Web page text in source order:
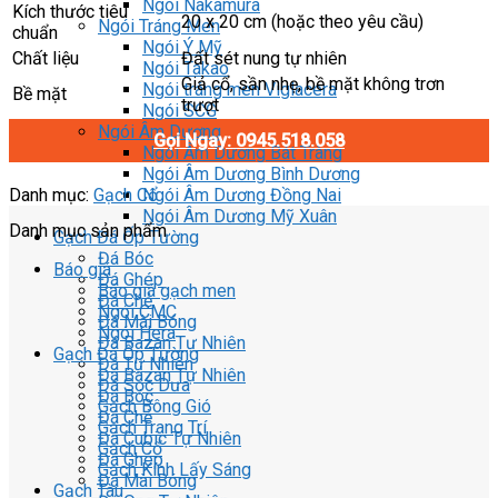
Ngói Nakamura
Ngói Tráng Men
Ngói Ý Mỹ
Ngói Takao
Ngói tráng men Viglacera
Ngói SCG
Ngói Âm Dương
Ngói Âm Dương Bát Tràng
Ngói Âm Dương Bình Dương
Ngói Âm Dương Đồng Nai
Ngói Âm Dương Mỹ Xuân
Gạch Đá Ốp Tường
Đá Bóc
Đá Ghép
Đá Chẻ
Đá Mài Bóng
Đá Bazan Tự Nhiên
Đá Tự Nhiên
Đá Sọc Dưa
Gạch Bông Gió
Gạch Trang Trí
Gạch Cổ
Gạch Kính Lấy Sáng
Gạch Tàu
Kích thước tiêu
chuẩn
20 x 20 cm (hoặc theo yêu cầu)
Chất liệu
Đất sét nung tự nhiên
Bề mặt
Giả cổ, sần nhẹ, bề mặt không trơn
trượt
Gọi Ngay: 0945.518.058
Danh mục: Gạch Cổ
Danh mục sản phẩm
Báo giá
Báo giá gạch men
Ngói CMC
Ngói Hera
Gạch Đá Ốp Tường
Đá Bazan Tự Nhiên
Đá Bóc
Đá Chẻ
Đá Cubic Tự Nhiên
Đá Ghép
Đá Mài Bóng